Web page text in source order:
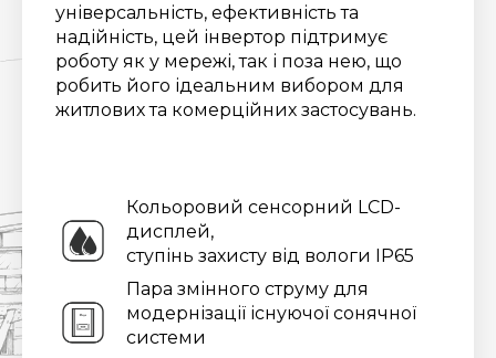
універсальність, ефективність та
надійність, цей інвертор підтримує
роботу як у мережі, так і поза нею, що
робить його ідеальним вибором для
житлових та комерційних застосувань.
Кольоровий сенсорний LCD-
дисплей,
ступінь захисту від вологи IP65
Пара змінного струму для
модернізації існуючої сонячної
системи